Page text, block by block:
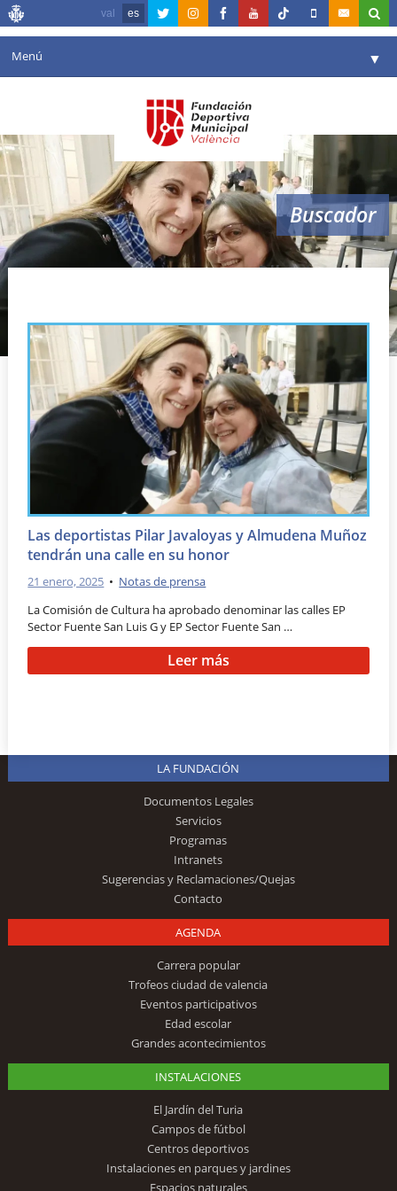
val es
Menú ▼
Agenda
Instalaciones ▼
Comunicación ▼
Valencia en deporte ▼
Reservas
Buscador
Pilar Javaloyas
Las deportistas Pilar Javaloyas y Almudena Muñoz
tendrán una calle en su honor
21 enero, 2025 • Notas de prensa
La Comisión de Cultura ha aprobado denominar las calles EP
Sector Fuente San Luis G y EP Sector Fuente San …
Leer más
LA FUNDACIÓN
Documentos Legales
Servicios
Programas
Intranets
Sugerencias y Reclamaciones/Quejas
Contacto
AGENDA
Carrera popular
Trofeos ciudad de valencia
Eventos participativos
Edad escolar
Grandes acontecimientos
INSTALACIONES
El Jardín del Turia
Campos de fútbol
Centros deportivos
Instalaciones en parques y jardines
Espacios naturales